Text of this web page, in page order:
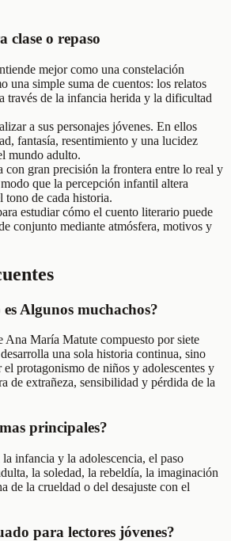
clase o repaso
mejor como una constelación
una simple suma de cuentos: los relatos
través de la infancia herida y la dificultad
a sus personajes jóvenes. En ellos
fantasía, resentimiento y una lucidez
mundo adulto.
con gran precisión la frontera entre lo real y
que la percepción infantil altera
tono de cada historia.
estudiar cómo el cuento literario puede
conjunto mediante atmósfera, motivos y
Algunos muchachos?
Ana María Matute compuesto por siete
una sola historia continua, sino
el protagonismo de niños y adolescentes y
de extrañeza, sensibilidad y pérdida de la
principales?
la infancia y la adolescencia, el paso
la soledad, la rebeldía, la imaginación
de la crueldad o del desajuste con el
para lectores jóvenes?